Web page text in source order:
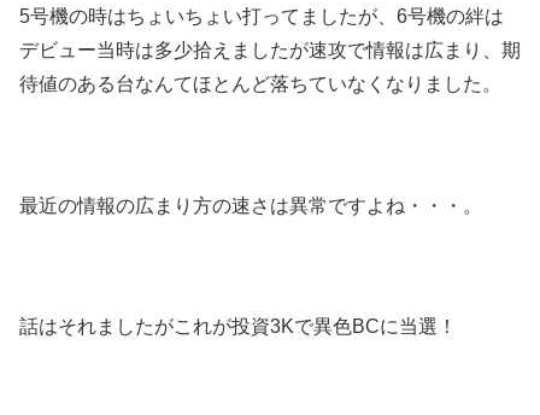
5号機の時はちょいちょい打ってましたが、6号機の絆は
デビュー当時は多少拾えましたが速攻で情報は広まり、期
待値のある台なんてほとんど落ちていなくなりました。
最近の情報の広まり方の速さは異常ですよね・・・。
話はそれましたがこれが投資3Kで異色BCに当選！